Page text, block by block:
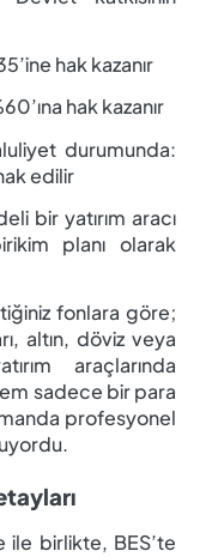
hak kazanır
hak kazanır
durumunda:
edilir
bir yatırım aracı
planı olarak
fonlara göre;
altın, döviz veya
araçlarında
sadece bir para
profesyonel
ile birlikte, BES’te